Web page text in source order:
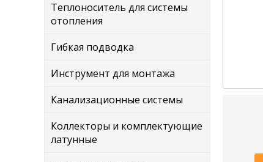
Теплоноситель для системы
отопления
Гибкая подводка
Инструмент для монтажа
Канализационные системы
Коллекторы и комплектующие
латунные